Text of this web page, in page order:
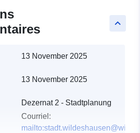
keyboard_arrow_up
13 November 2025
13 November 2025
Dezernat 2 - Stadtplanung
Courriel: